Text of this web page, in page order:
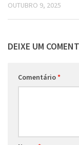
OUTUBRO 9, 2025
DEIXE UM
Comentário*